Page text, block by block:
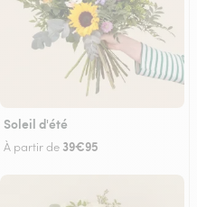
Soleil d'été
À partir de 39€95